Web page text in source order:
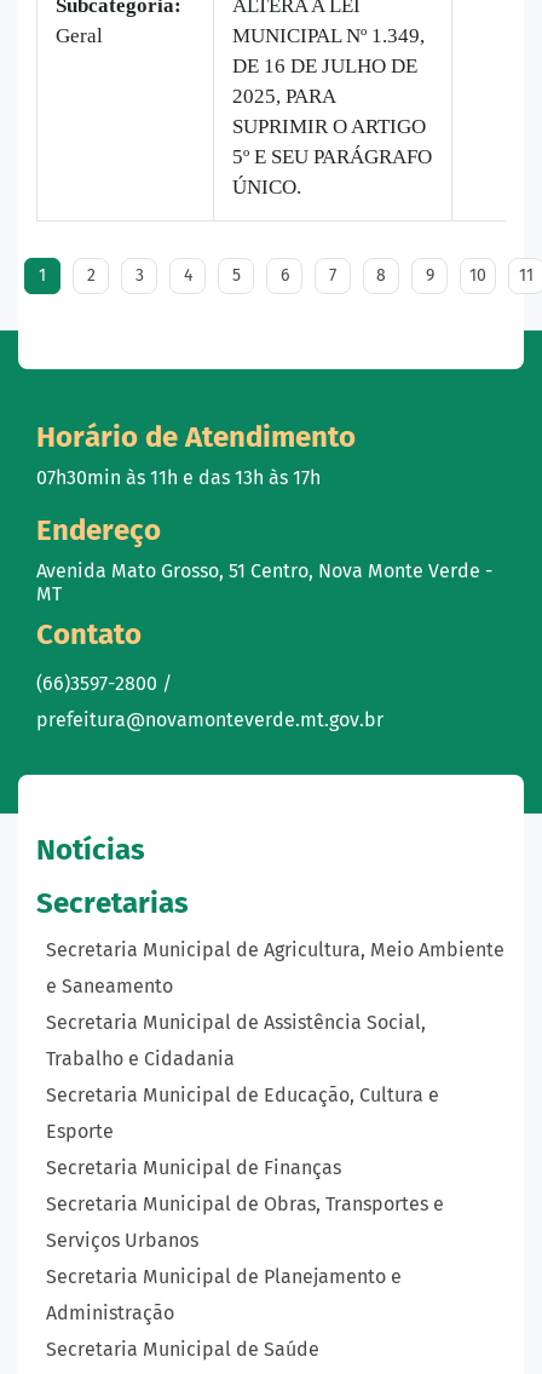
Subcategoria:
Geral
ALTERA A LEI
MUNICIPAL Nº 1.349,
DE 16 DE JULHO DE
2025, PARA
SUPRIMIR O ARTIGO
5º E SEU PARÁGRAFO
ÚNICO.
1 2 3 4 5 6 7 8 9 10 11
Horário de Atendimento
07h30min às 11h e das 13h às 17h
Endereço
Avenida Mato Grosso, 51 Centro, Nova Monte Verde -
MT
Contato
(66)3597-2800 /
prefeitura@novamonteverde.mt.gov.br
Notícias
Secretarias
Secretaria Municipal de Agricultura, Meio Ambiente
e Saneamento
Secretaria Municipal de Assistência Social,
Trabalho e Cidadania
Secretaria Municipal de Educação, Cultura e
Esporte
Secretaria Municipal de Finanças
Secretaria Municipal de Obras, Transportes e
Serviços Urbanos
Secretaria Municipal de Planejamento e
Administração
Secretaria Municipal de Saúde